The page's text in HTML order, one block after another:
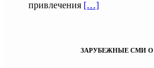
привлечения […]
ЗАРУБЕЖНЫЕ СМИ